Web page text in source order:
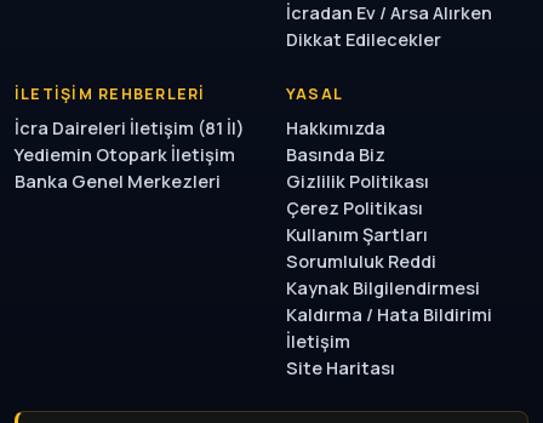
İcradan Ev / Arsa Alırken
Dikkat Edilecekler
İLETIŞIM REHBERLERI
İcra Daireleri İletişim (81 İl)
Yediemin Otopark İletişim
Banka Genel Merkezleri
YASAL
Hakkımızda
Basında Biz
Gizlilik Politikası
Çerez Politikası
Kullanım Şartları
Sorumluluk Reddi
Kaynak Bilgilendirmesi
Kaldırma / Hata Bildirimi
İletişim
Site Haritası